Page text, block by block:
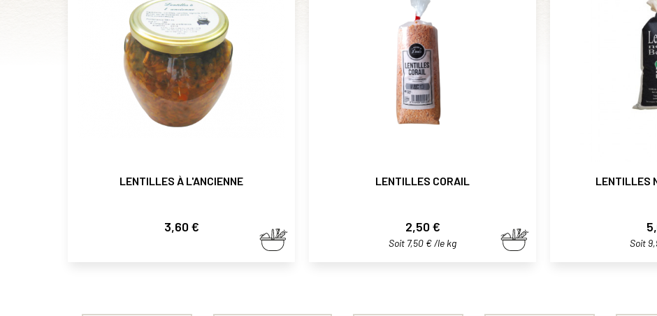
LENTILLES À L'ANCIENNE
Prix
3,60 €
LENTILLES CORAIL
Prix
2,50 €
Soit 7,50 € /le kg
LENTILLES
Soit